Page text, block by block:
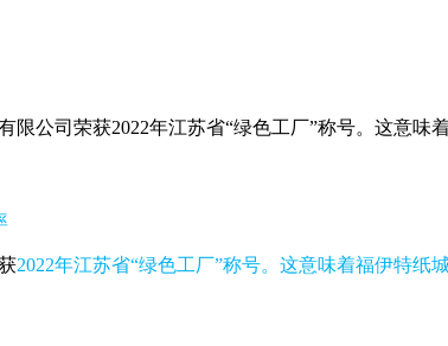
公司荣获2022年江苏省“绿色工厂”称号。这意
2022年江苏省“绿色工厂”称号。这意味着福伊特